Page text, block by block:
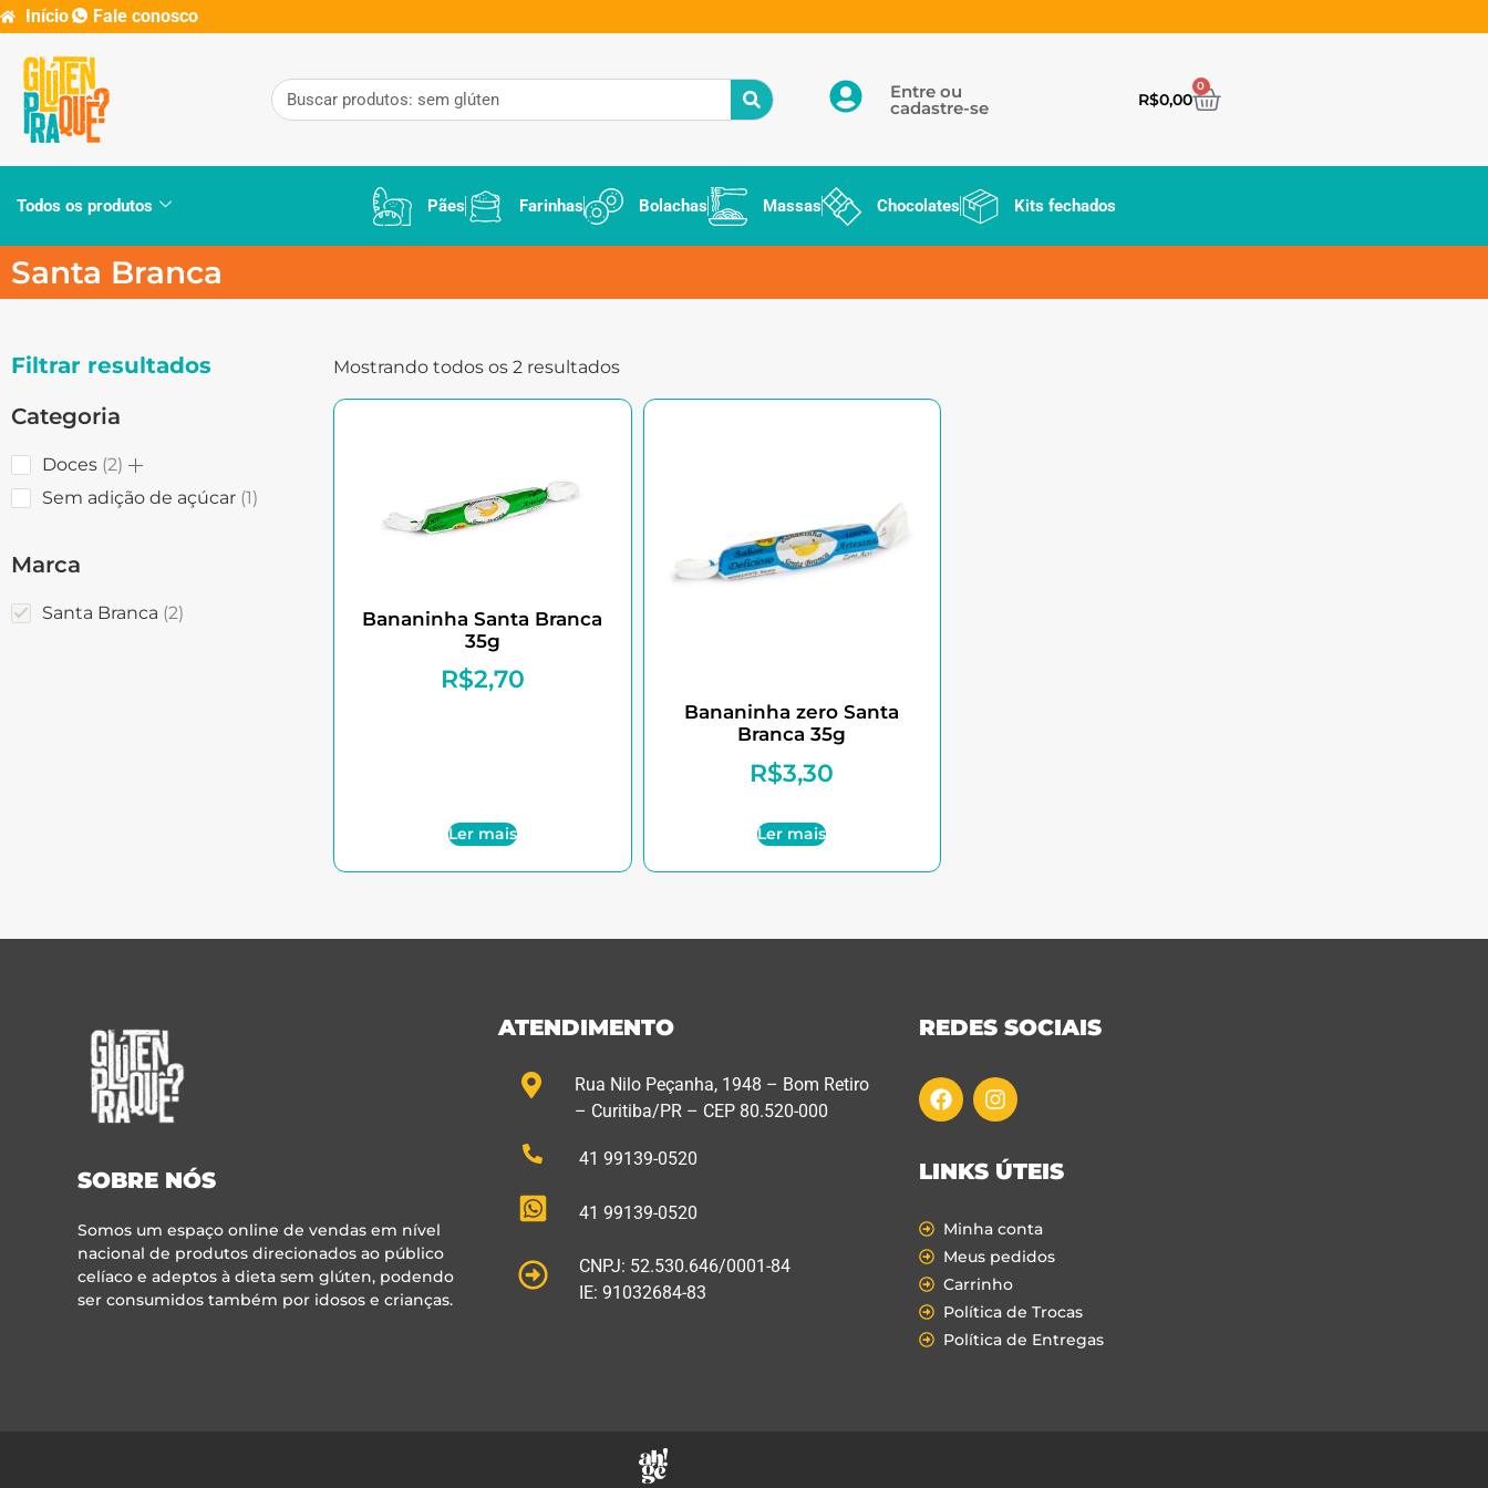
Início Fale conosco
Entre ou
cadastre-se R$0,00
0
Todos os produtos Pães Farinhas Bolachas Massas Chocolates Kits fechados
Santa Branca
Filtrar resultados
Categoria
Doces 2
Sem adição de açúcar 1
Marca
Santa Branca 2
Mostrando todos os 2 resultados
Bananinha Santa Branca
35g
R$2,70
Ler mais
Bananinha zero Santa
Branca 35g
R$3,30
Ler mais
SOBRE NÓS
Somos um espaço online de vendas em nível
nacional de produtos direcionados ao público
celíaco e adeptos à dieta sem glúten, podendo
ser consumidos também por idosos e crianças.
ATENDIMENTO
Rua Nilo Peçanha, 1948 – Bom Retiro
– Curitiba/PR – CEP 80.520-000
41 99139-0520
41 99139-0520
CNPJ: 52.530.646/0001-84
IE: 91032684-83
REDES SOCIAIS
LINKS ÚTEIS
Minha conta
Meus pedidos
Carrinho
Política de Trocas
Política de Entregas